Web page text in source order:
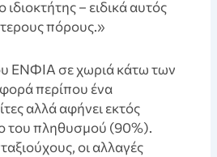
ιδιοκτήτης – ειδικά αυτός
πόρους.»
ΕΝΦΙΑ σε χωριά κάτω των
περίπου ένα
αλλά αφήνει εκτός
του πληθυσμού (90%).
οι αλλαγές